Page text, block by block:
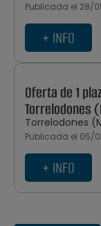
Publicada el 28/
+ INFO
Oferta de 1
Torrelodones
Torrelodones
Publicada el 05/
+ INFO